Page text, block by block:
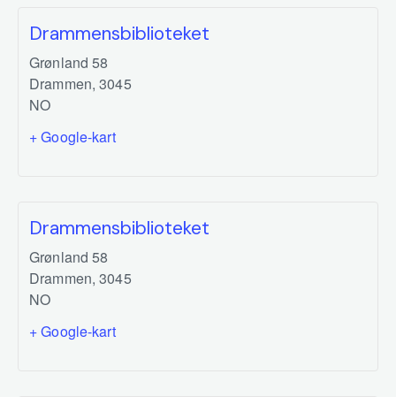
Drammensbiblioteket
Grønland 58
Drammen, 3045
NO
+ Google-kart
Drammensbiblioteket
Grønland 58
Drammen, 3045
NO
+ Google-kart